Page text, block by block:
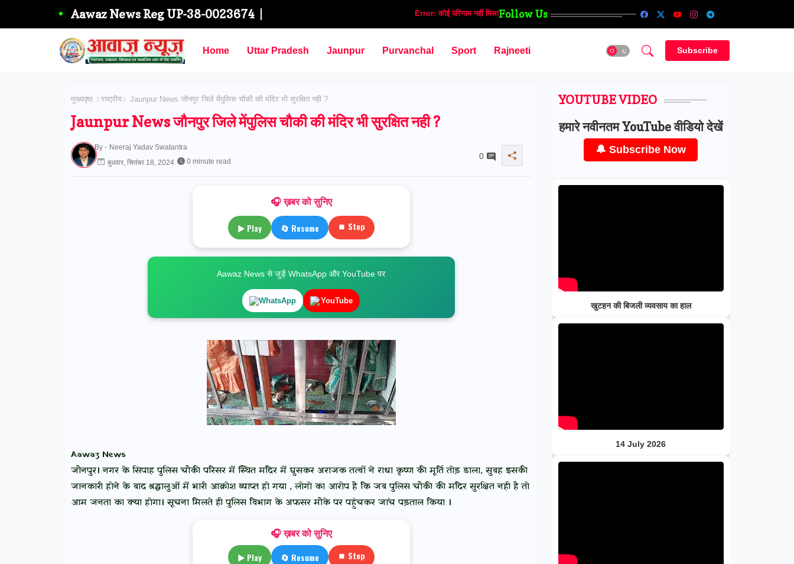
Aawaz News Reg UP-38-0023674 Error: कोई परिणाम नहीं मिलाFollow Us
Home Uttar Pradesh Jaunpur Purvanchal Sport Rajneeti Subscribe
मुख्यपृष्ठ राष्ट्रीय Jaunpur News जौनपुर जिले मेंपुलिस चौकी की मंदिर भी सुरक्षित नही ?
Jaunpur News जौनपुर जिले मेंपुलिस चौकी की मंदिर भी सुरक्षित नही ?
By - Neeraj Yadav Swatantra
बुधवार, सितंबर 18, 2024
0 minute read
0
🎧 ख़बर को सुनिए
▶ Play 🔄 Resume ⏹ Stop
Aawaz News से जुड़ें WhatsApp और YouTube पर
WhatsApp YouTube
Aawaz News
जौनपुर। नगर के सिपाह पुलिस चौकी परिसर में स्थित मंदिर में घुसकर अराजक तत्वों ने राधा कृष्ण की मूर्ति तोड़ डाला, सुबह इसकी
जानकारी होने के बाद श्रद्धालुओं में भारी आक्रोश व्याप्त हो गया , लोगो का आरोप है कि जब पुलिस चौकी की मंदिर सुरक्षित नही है तो
आम जनता का क्या होगा। सूचना मिलते ही पुलिस विभाग के अफसर मौके पर पहुंचकर जांच पड़ताल किया ।
🎧 ख़बर को सुनिए
▶ Play 🔄 Resume ⏹ Stop
YOUTUBE VIDEO
हमारे नवीनतम YouTube वीडियो देखें
🔔 Subscribe Now
खुटहन की बिजली व्यवसाय का हाल
14 July 2026